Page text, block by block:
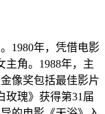
1980年，凭借电影
主角。1988年，主
像奖包括最佳影片
玫瑰》获得第31届